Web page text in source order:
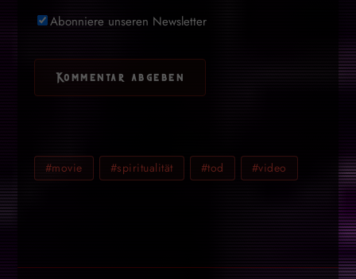
Abonniere unseren Newsletter
#movie #spiritualität #tod #video